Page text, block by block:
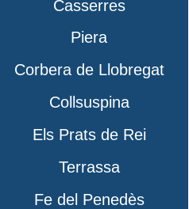
Casserres
Piera
Corbera de Llobregat
Collsuspina
Els Prats de Rei
Terrassa
Fe del Penedès